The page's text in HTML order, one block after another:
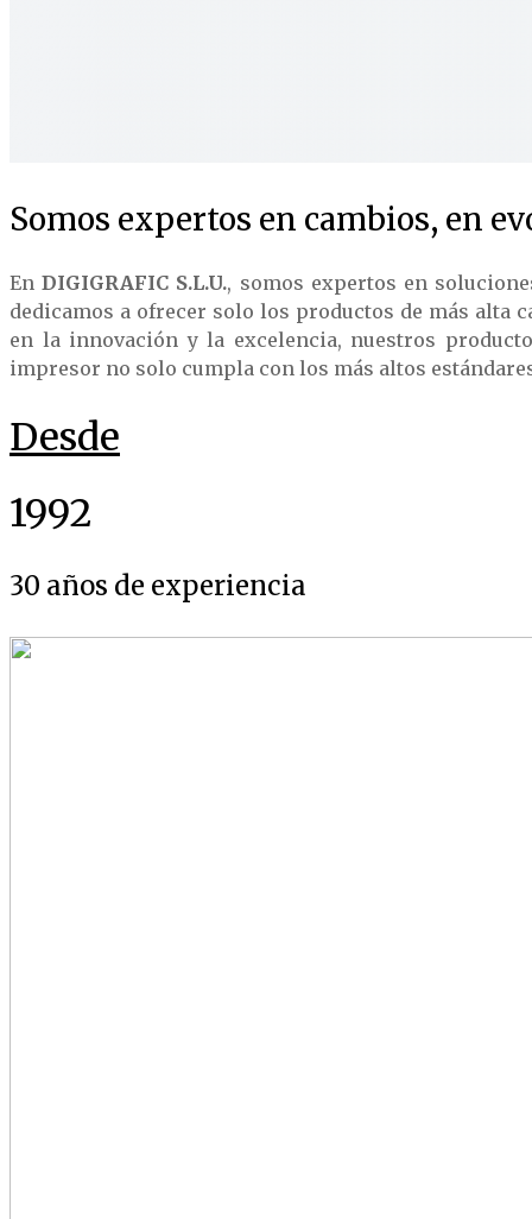
Somos expertos en cambios, en
EnDIGIGRAFIC S.L.U., somos expertos en
dedicamos a ofrecer solo los productos de más alta
en la innovación y la excelencia, nuestros
impresor no solo cumpla con los más altos
Desde
1992
30 años de experiencia